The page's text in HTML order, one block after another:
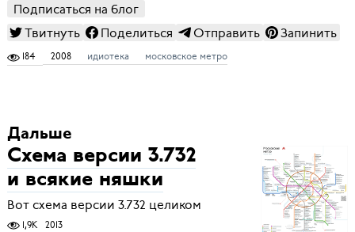
Подписаться на блог
Твитнуть
Поделиться Отправить Запинить
184 2008 идиотека московское метро
Дальше
Схема версии 3.732
и всякие няшки
Вот схема версии 3.732 целиком
1,9K 2013